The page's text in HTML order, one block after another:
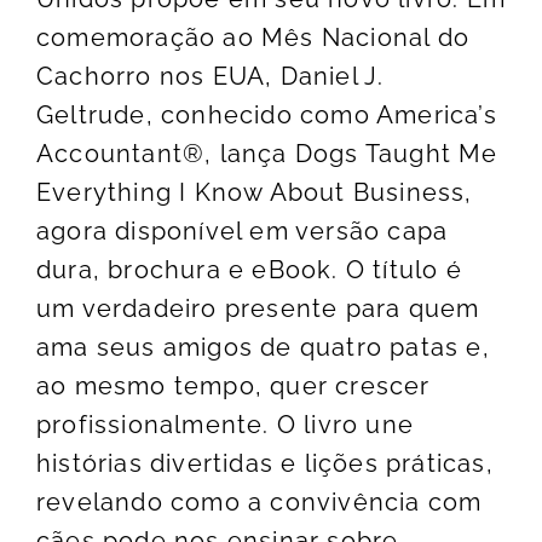
comemoração ao Mês Nacional do
Cachorro nos EUA, Daniel J.
Geltrude, conhecido como America’s
Accountant®, lança Dogs Taught Me
Everything I Know About Business,
agora disponível em versão capa
dura, brochura e eBook. O título é
um verdadeiro presente para quem
ama seus amigos de quatro patas e,
ao mesmo tempo, quer crescer
profissionalmente. O livro une
histórias divertidas e lições práticas,
revelando como a convivência com